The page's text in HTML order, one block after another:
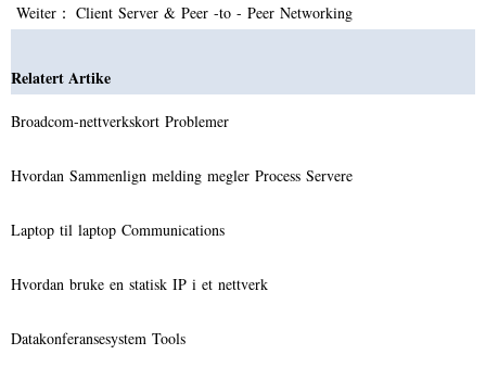
Weiter： Client Server & Peer -to - Peer Networking
Relatert Artike
Broadcom-nettverkskort Problemer
Hvordan Sammenlign melding megler Process Servere
Laptop til laptop Communications
Hvordan bruke en statisk IP i et nettverk
Datakonferansesystem Tools